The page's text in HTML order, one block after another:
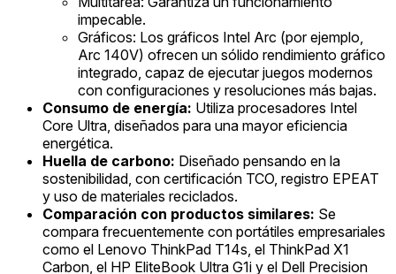
impecable.
Gráficos: Los gráficos Intel Arc (por ejemplo,
Arc 140V) ofrecen un sólido rendimiento gráfico
integrado, capaz de ejecutar juegos modernos
con configuraciones y resoluciones más bajas.
Consumo de energía: Utiliza procesadores Intel
Core Ultra, diseñados para una mayor eficiencia
energética.
Huella de carbono: Diseñado pensando en la
sostenibilidad, con certificación TCO, registro EPEAT
y uso de materiales reciclados.
Comparación con productos similares: Se
compara frecuentemente con portátiles empresariales
como el Lenovo ThinkPad T14s, el ThinkPad X1
Carbon, el HP EliteBook Ultra G1i y el Dell Precision